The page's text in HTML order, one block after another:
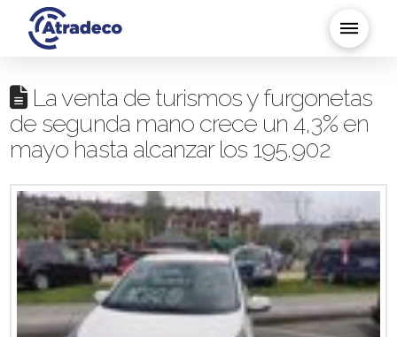
La venta de turismos y furgonetas
de segunda mano crece un 4,3% en
mayo hasta alcanzar los 195.902